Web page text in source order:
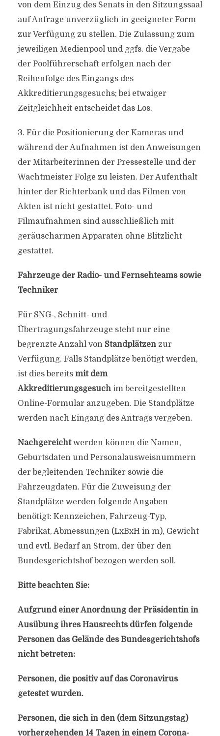
von dem Einzug des Senats in den Sitzungssaal
auf Anfrage unverzüglich in geeigneter Form
zur Verfügung zu stellen. Die Zulassung zum
jeweiligen Medienpool und ggfs. die Vergabe
der Poolführerschaft erfolgen nach der
Reihenfolge des Eingangs des
Akkreditierungsgesuchs; bei etwaiger
Zeitgleichheit entscheidet das Los.
3. Für die Positionierung der Kameras und
während der Aufnahmen ist den Anweisungen
der Mitarbeiterinnen der Pressestelle und der
Wachtmeister Folge zu leisten. Der Aufenthalt
hinter der Richterbank und das Filmen von
Akten ist nicht gestattet. Foto- und
Filmaufnahmen sind ausschließlich mit
geräuscharmen Apparaten ohne Blitzlicht
gestattet.
Fahrzeuge der Radio- und Fernsehteams sowie
Techniker
Für SNG-, Schnitt- und
Übertragungsfahrzeuge steht nur eine
begrenzte Anzahl von Standplätzen zur
Verfügung. Falls Standplätze benötigt werden,
ist dies bereits mit dem
Akkreditierungsgesuch im bereitgestellten
Online-Formular anzugeben. Die Standplätze
werden nach Eingang des Antrags vergeben.
Nachgereichtwerden können die Namen,
Geburtsdaten und Personalausweisnummern
der begleitenden Techniker sowie die
Fahrzeugdaten. Für die Zuweisung der
Standplätze werden folgende Angaben
benötigt: Kennzeichen, Fahrzeug-Typ,
Fabrikat, Abmessungen (LxBxH in m), Gewicht
und evtl. Bedarf an Strom, der über den
Bundesgerichtshof bezogen werden soll.
Bitte beachten Sie:
Aufgrund einer Anordnung der Präsidentin in
Ausübung ihres Hausrechts dürfen folgende
Personen das Gelände des Bundesgerichtshofs
nicht betreten:
Personen, die positiv auf das Coronavirus
getestet wurden.
Personen, die sich in den (dem Sitzungstag)
vorhergehenden 14 Tagen in einem Corona-